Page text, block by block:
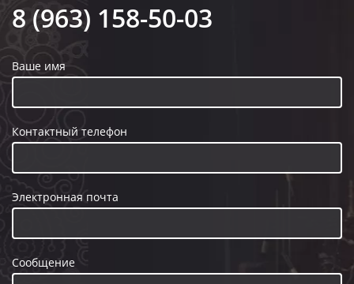
8 (963) 158-50-03
Ваше имя
Контактный телефон
Электронная почта
Сообщение